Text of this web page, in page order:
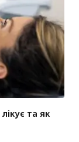
та як